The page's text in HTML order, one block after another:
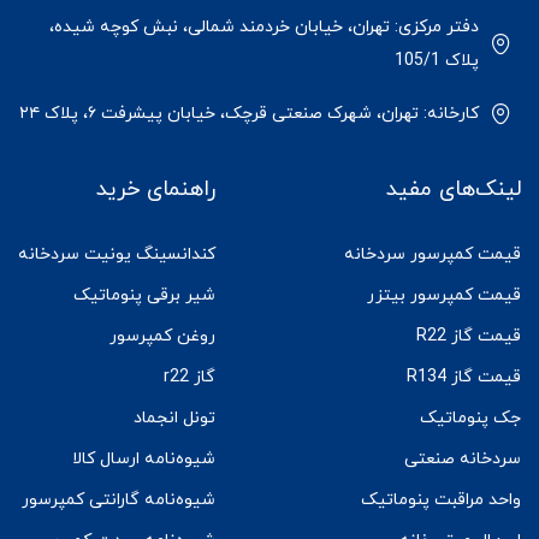
دفتر مرکزی: تهران، خیابان خردمند شمالی، نبش کوچه شیده،
پلاک 105/1
کارخانه: تهران، شهرک صنعتی قرچک، خیابان پیشرفت ۶، پلاک ۲۴
لینک‌های مفید
قیمت کمپرسور سردخانه
قیمت کمپرسور بیتزر
قیمت گاز R22
قیمت گاز R134
جک پنوماتیک
سردخانه صنعتی
واحد مراقبت پنوماتیک
راهنمای خرید
کندانسینگ یونیت سردخانه
شیر برقی پنوماتیک
روغن کمپرسور
گاز r22
تونل انجماد
شیوه‌نامه ارسال کالا
شیوه‌نامه گارانتی کمپرسور